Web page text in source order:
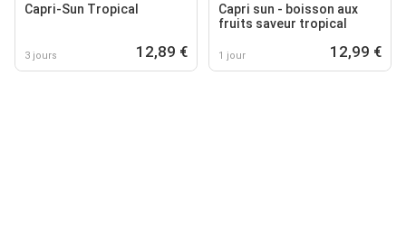
Capri-Sun Tropical
3 jours 12,89 €
Capri sun - boisson aux
fruits saveur tropical
1 jour 12,99 €